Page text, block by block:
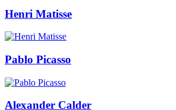
Henri Matisse
Pablo Picasso
Alexander Calder